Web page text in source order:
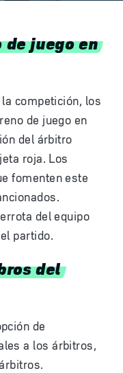
juego en
competición, los
de juego en
del árbitro
roja. Los
fomenten este
del equipo
partido.
del
de
a los árbitros,